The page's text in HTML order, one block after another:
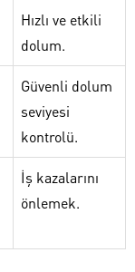
Hızlı ve etkili
dolum.
Güvenli dolum
seviyesi
kontrolü.
İş kazalarını
önlemek.